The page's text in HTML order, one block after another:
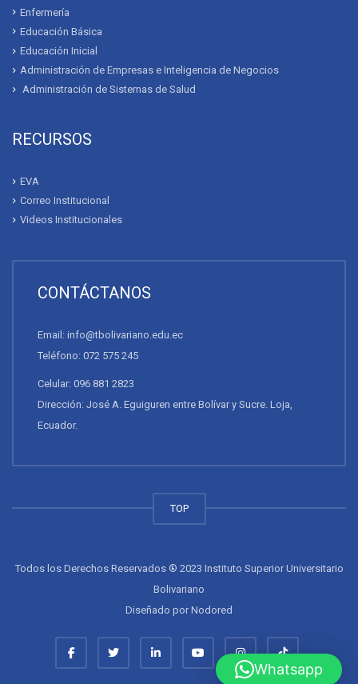
Enfermería
Educación Básica
Educación Inicial
Administración de Empresas e Inteligencia de Negocios
Administración de Sistemas de Salud
RECURSOS
EVA
Correo Institucional
Videos Institucionales
CONTÁCTANOS
Email: info@tbolivariano.edu.ec
Teléfono: 072 575 245
Celular: 096 881 2823
Dirección: José A. Eguiguren entre Bolívar y Sucre. Loja,
Ecuador.
TOP
Todos los Derechos Reservados ® 2023 Instituto Superior Universitario
Bolivariano
Diseñado porNodored
Whatsapp